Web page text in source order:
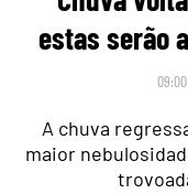
estas serão
A chuva
maior